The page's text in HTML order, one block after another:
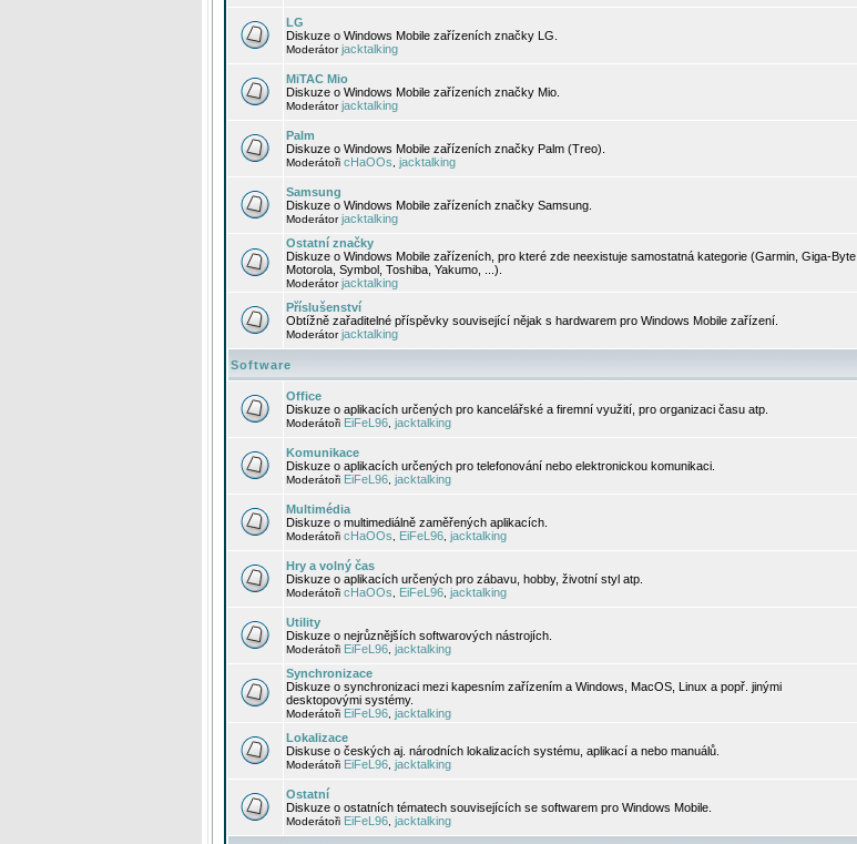
LG
Diskuze o Windows Mobile zařízeních značky LG.
Moderátorjacktalking
MiTAC Mio
Diskuze o Windows Mobile zařízeních značky Mio.
Moderátorjacktalking
Palm
Diskuze o Windows Mobile zařízeních značky Palm (Treo).
Moderátoři cHaOOs jacktalking
Samsung
Diskuze o Windows Mobile zařízeních značky Samsung.
Moderátorjacktalking
Ostatní značky
Diskuze o Windows Mobile zařízeních, pro které zde neexistuje samostatná kategorie (Garmin, Giga-Byte,
Motorola, Symbol, Toshiba, Yakumo, ...).
Moderátorjacktalking
Příslušenství
Obtížně zařaditelné příspěvky související nějak s hardwarem pro Windows Mobile zařízení.
Moderátorjacktalking
Software
Office
Diskuze o aplikacích určených pro kancelářské a firemní využití, pro organizaci času atp.
Moderátoři EiFeL96 jacktalking
Komunikace
Diskuze o aplikacích určených pro telefonování nebo elektronickou komunikaci.
Moderátoři EiFeL96 jacktalking
Multimédia
Diskuze o multimediálně zaměřených aplikacích.
Moderátoři cHaOOs EiFeL96 jacktalking
Hry a volný čas
Diskuze o aplikacích určených pro zábavu, hobby, životní styl atp.
Moderátoři cHaOOs EiFeL96 jacktalking
Utility
Diskuze o nejrůznějších softwarových nástrojích.
Moderátoři EiFeL96 jacktalking
Synchronizace
Diskuze o synchronizaci mezi kapesním zařízením a Windows, MacOS, Linux a popř. jinými
desktopovými systémy.
Moderátoři EiFeL96 jacktalking
Lokalizace
Diskuse o českých aj. národních lokalizacích systému, aplikací a nebo manuálů.
Moderátoři EiFeL96 jacktalking
Ostatní
Diskuze o ostatních tématech souvisejících se softwarem pro Windows Mobile.
Moderátoři EiFeL96 jacktalking